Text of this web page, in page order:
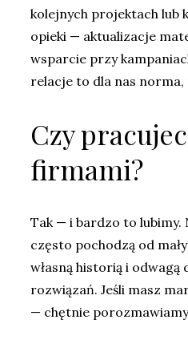
kolejnych projektach lub
opieki — aktualizacje
wsparcie przy
relacje to dla nas norma,
Czy
firmami?
Tak — i bardzo to
często pochodzą od
własną historią i odwagą
rozwiązań. Jeśli masz
— chętnie